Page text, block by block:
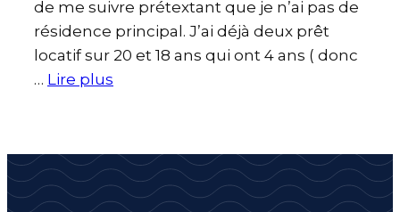
de me suivre prétextant que je n’ai pas de
résidence principal. J’ai déjà deux prêt
locatif sur 20 et 18 ans qui ont 4 ans ( donc
… Lire plus